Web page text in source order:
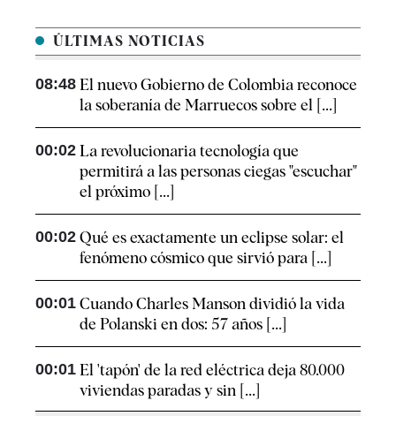
ÚLTIMAS NOTICIAS
08:48 El nuevo Gobierno de Colombia reconoce
la soberanía de Marruecos sobre el [...]
00:02 La revolucionaria tecnología que
permitirá a las personas ciegas "escuchar"
el próximo [...]
00:02 Qué es exactamente un eclipse solar: el
fenómeno cósmico que sirvió para [...]
00:01 Cuando Charles Manson dividió la vida
de Polanski en dos: 57 años [...]
00:01 El 'tapón' de la red eléctrica deja 80.000
viviendas paradas y sin [...]